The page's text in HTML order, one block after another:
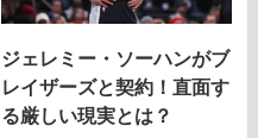
ジェレミー・ソーハンがブ
レイザーズと契約！直面す
る厳しい現実とは？